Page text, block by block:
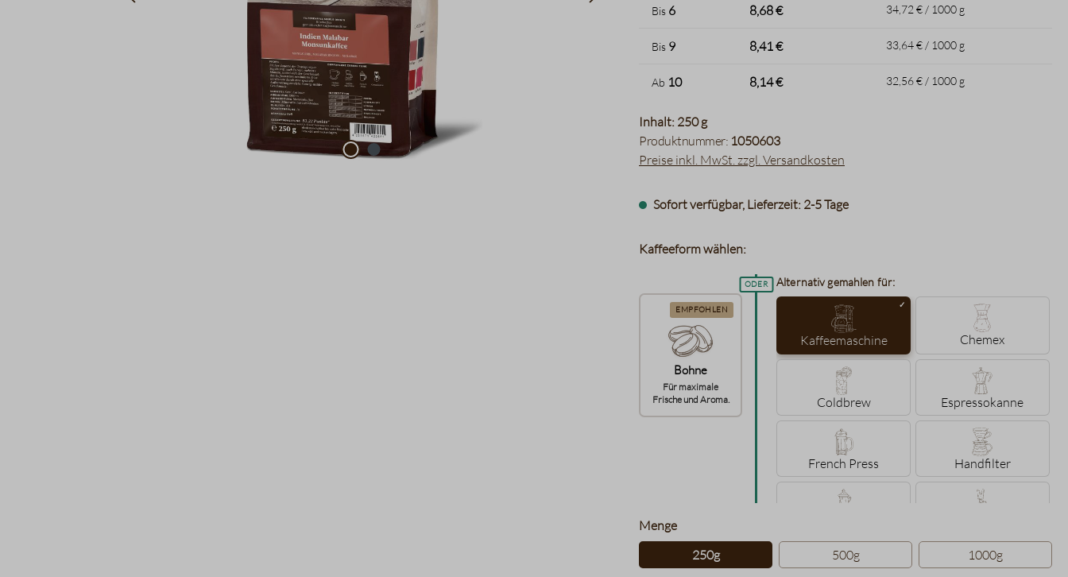
Bis 6 8,68 € 34,72 € / 1000 g
Bis 9 8,41 € 33,64 € / 1000 g
Ab 10 8,14 € 32,56 € / 1000 g
Inhalt: 250 g
Produktnummer: 1050603
Preise inkl. MwSt. zzgl. Versandkosten
Sofort verfügbar, Lieferzeit: 2-5 Tage
Kaffeeform wählen:
Bohne
Für maximale
Frische und Aroma.
EMPFOHLEN
Alternativ gemahlen für:
Kaffeemaschine Chemex
Coldbrew Espressokanne
French Press Handfilter
Mengeauswählen
250g
500g 1000g